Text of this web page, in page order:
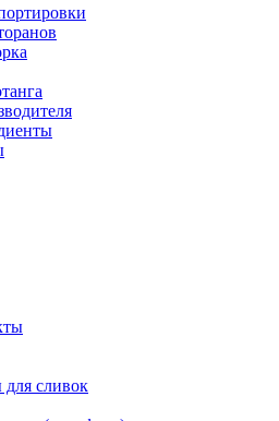
для сливок